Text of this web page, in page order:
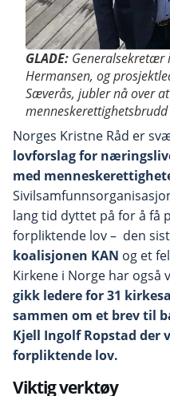
GLADE: Generalsekretær
Hermansen, og
Sæverås, jubler nå over
Norges Kristne Råd er
lovforslag for
med
lang tid dyttet på for å få
forpliktende lov – den
koalisjonen KAN og et
Kirkene i Norge har også
gikk ledere for 31
sammen om et brev til
Kjell Ingolf Ropstad der
forpliktende lov.
Viktig verktøy